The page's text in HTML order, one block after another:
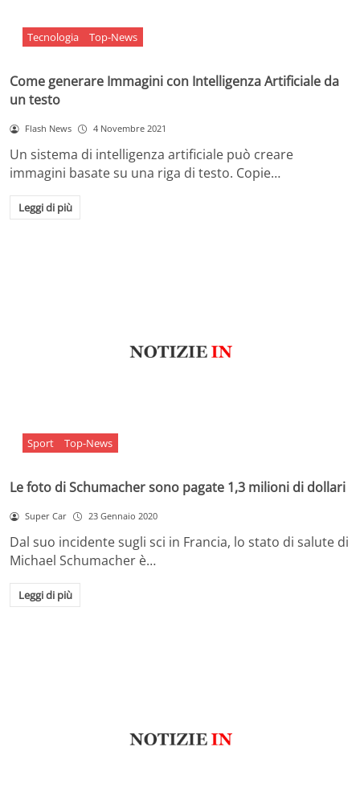
Tecnologia Top-News
Come generare Immagini con Intelligenza Artificiale da
un testo
Flash News 4 Novembre 2021
Un sistema di intelligenza artificiale può creare
immagini basate su una riga di testo. Copie…
Leggi di più
Sport Top-News
Le foto di Schumacher sono pagate 1,3 milioni di dollari
Super Car 23 Gennaio 2020
Dal suo incidente sugli sci in Francia, lo stato di salute di
Michael Schumacher è…
Leggi di più